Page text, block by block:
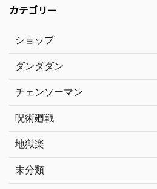
カテゴリー
ショップ
ダンダダン
チェンソーマン
呪術廻戦
地獄楽
未分類